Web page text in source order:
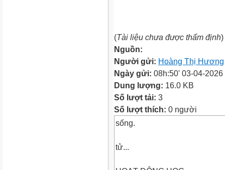
(Tài liệu chưa được thẩm định)
Nguồn:
Người gửi: Hoàng Thị Hương
Ngày gửi: 08h:50' 03-04-2026
Dung lượng: 16.0 KB
Số lượt tải: 3
Số lượt thích: 0 người
sống.
tử...